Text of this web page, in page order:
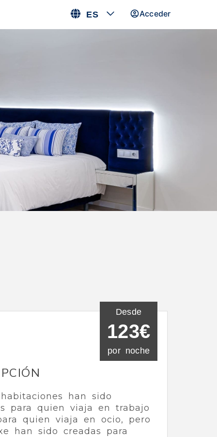
ES Acceder
Desde
123€
por noche
han sido
para quien viaja en trabajo
quien viaja en ocio, pero
han sido creadas para